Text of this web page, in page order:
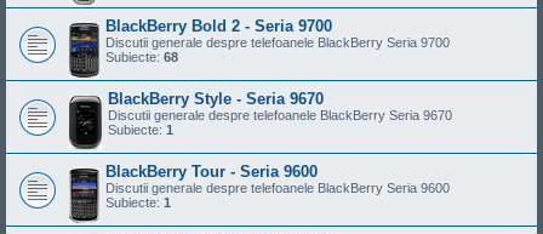
BlackBerry Bold 2 - Seria 9700
Discutii generale despre telefoanele BlackBerry Seria 9700
Subiecte: 68
BlackBerry Style - Seria 9670
Discutii generale despre telefoanele BlackBerry Seria 9670
Subiecte: 1
BlackBerry Tour - Seria 9600
Discutii generale despre telefoanele BlackBerry Seria 9600
Subiecte: 1